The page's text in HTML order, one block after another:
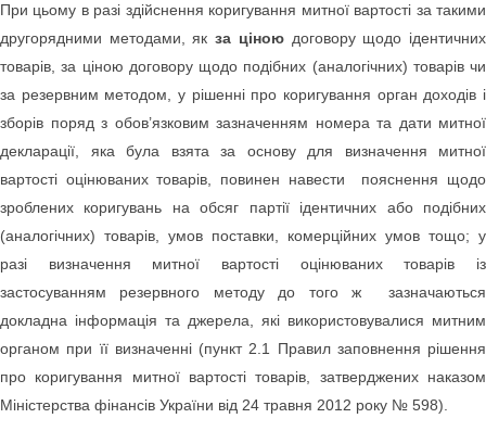
При цьому в разі здійснення коригування митної вартості за такими
другорядними методами, якза ціноюдоговору щодо ідентичних
товарів, за ціною договору щодо подібних (аналогічних) товарів чи
за резервним методом, у рішенні про коригування орган доходів і
зборів поряд з обов’язковим зазначенням номера та дати митної
декларації, яка була взята за основу для визначення митної
вартості оцінюваних товарів, повинен навести
пояснення щодо
зроблених коригувань на обсяг партії ідентичних або подібних
(аналогічних) товарів, умов поставки, комерційних умов тощо; у
разі визначення митної вартості оцінюваних товарів із
застосуванням резервного методу до того ж зазначаються
докладна інформація та джерела, які використовувалися митним
органом при її визначенні (пункт 2.1 Правил заповнення рішення
про коригування митної вартості товарів, затверджених наказом
Міністерства фінансів України від 24 травня 2012 року № 598).